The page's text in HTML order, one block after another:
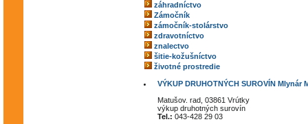
záhradníctvo
Zámočník
zámočník-stolárstvo
zdravotníctvo
znalectvo
šitie-kožušníctvo
životné prostredie
VÝKUP DRUHOTNÝCH SUROVÍN Mlynár
Matušov. rad, 03861 Vrútky
výkup druhotných surovín
Tel.: 043-428 29 03